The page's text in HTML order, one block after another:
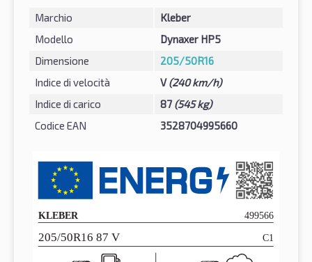
Marchio
Kleber
Modello
Dynaxer HP5
Dimensione
205/50R16
Indice di velocità
V(240 km/h)
Indice di carico
87 (545 kg)
Codice EAN
3528704995660